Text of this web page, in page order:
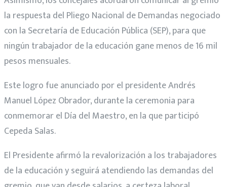
la respuesta del Pliego Nacional de Demandas negociado
con la Secretaría de Educación Pública (SEP), para que
ningún trabajador de la educación gane menos de 16 mil
pesos mensuales.
Este logro fue anunciado por el presidente Andrés
Manuel López Obrador, durante la ceremonia para
conmemorar el Día del Maestro, en la que participó
Cepeda Salas.
El Presidente afirmó la revalorización a los trabajadores
de la educación y seguirá atendiendo las demandas del